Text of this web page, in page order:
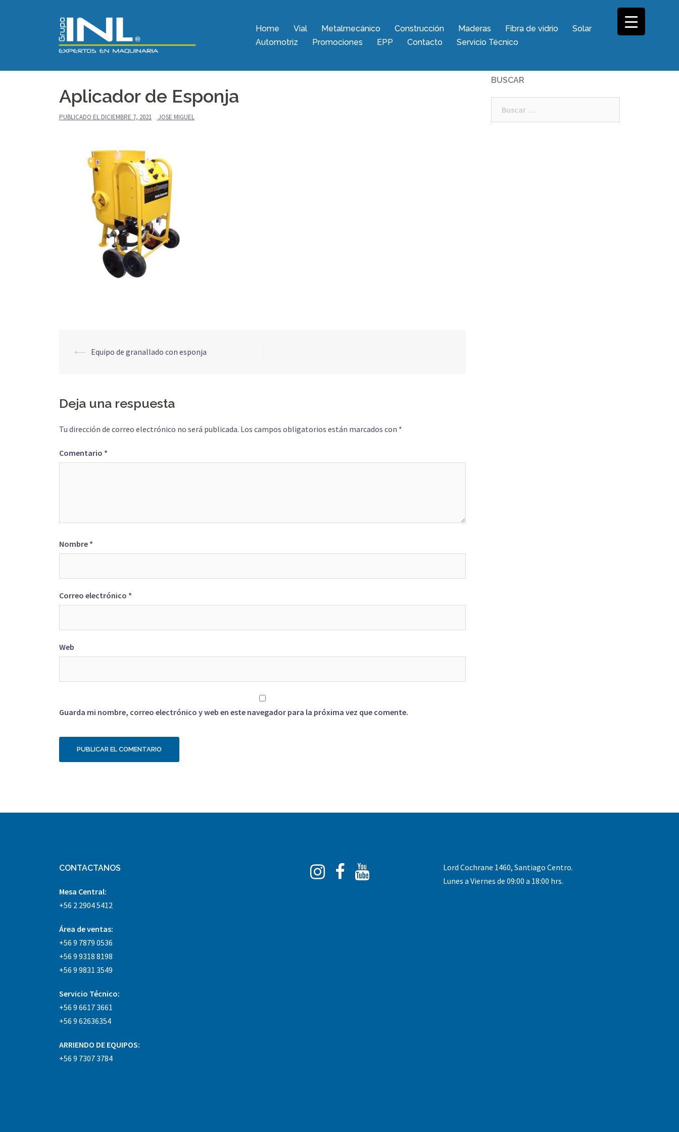
Home Vial Metalmecánico Construcción Maderas Fibra de vidrio
Solar
Automotriz
Promociones EPP Contacto Servicio Técnico
Aplicador de Esponja
PUBLICADO EL DICIEMBRE 7, 2021 JOSE MIGUEL
Navegación
⟵ Equipo de granallado con esponja
Deja una respuesta
Tu dirección de correo electrónico no será publicada. Los campos obligatorios están marcados con *
Comentario *
Nombre *
Correo electrónico *
Web
Guarda mi nombre, correo electrónico y web en este navegador para la próxima vez que comente.
BUSCAR
CONTACTANOS
Mesa Central:
+56 2 2904 5412
Área de ventas:
+56 9 7879 0536
+56 9 9318 8198
+56 9 9831 3549
Servicio Técnico:
+56 9 6617 3661
+56 9 62636354
ARRIENDO DE EQUIPOS:
+56 9 7307 3784
Instagram
Facebook
Tube
Lord Cochrane 1460, Santiago Centro.
Lunes a Viernes de 09:00 a 18:00 hrs.